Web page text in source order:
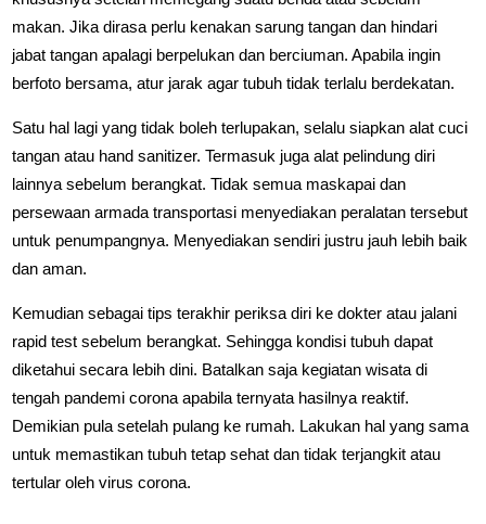
makan. Jika dirasa perlu kenakan sarung tangan dan hindari
jabat tangan apalagi berpelukan dan berciuman. Apabila ingin
berfoto bersama, atur jarak agar tubuh tidak terlalu berdekatan.
Satu hal lagi yang tidak boleh terlupakan, selalu siapkan alat cuci
tangan atau hand sanitizer. Termasuk juga alat pelindung diri
lainnya sebelum berangkat. Tidak semua maskapai dan
persewaan armada transportasi menyediakan peralatan tersebut
untuk penumpangnya. Menyediakan sendiri justru jauh lebih baik
dan aman.
Kemudian sebagai tips terakhir periksa diri ke dokter atau jalani
rapid test sebelum berangkat. Sehingga kondisi tubuh dapat
diketahui secara lebih dini. Batalkan saja kegiatan wisata di
tengah pandemi corona apabila ternyata hasilnya reaktif.
Demikian pula setelah pulang ke rumah. Lakukan hal yang sama
untuk memastikan tubuh tetap sehat dan tidak terjangkit atau
tertular oleh virus corona.